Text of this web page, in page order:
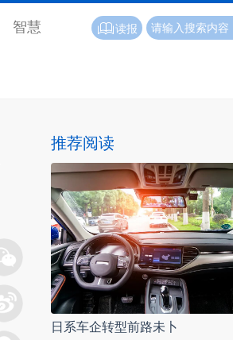
智慧 读报
推荐阅读
日系车企转型前路未卜